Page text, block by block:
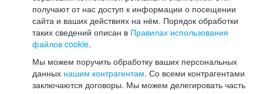
получают от нас доступ к информации о посещении
сайта и ваших действиях на нём. Порядок обработки
таких сведений описан в Правилах использования
файлов cookie.
Мы можем поручить обработку ваших персональных
данных нашим контрагентам. Со всеми контрагентами
заключаются договоры. Мы можем делегировать часть